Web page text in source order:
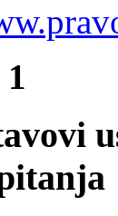
1